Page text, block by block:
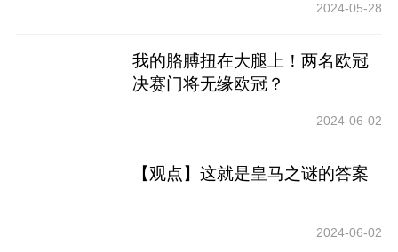
2024-05-28
我的胳膊扭在大腿上！两名欧冠
决赛门将无缘欧冠？
2024-06-02
【观点】这就是皇马之谜的答案
2024-06-02